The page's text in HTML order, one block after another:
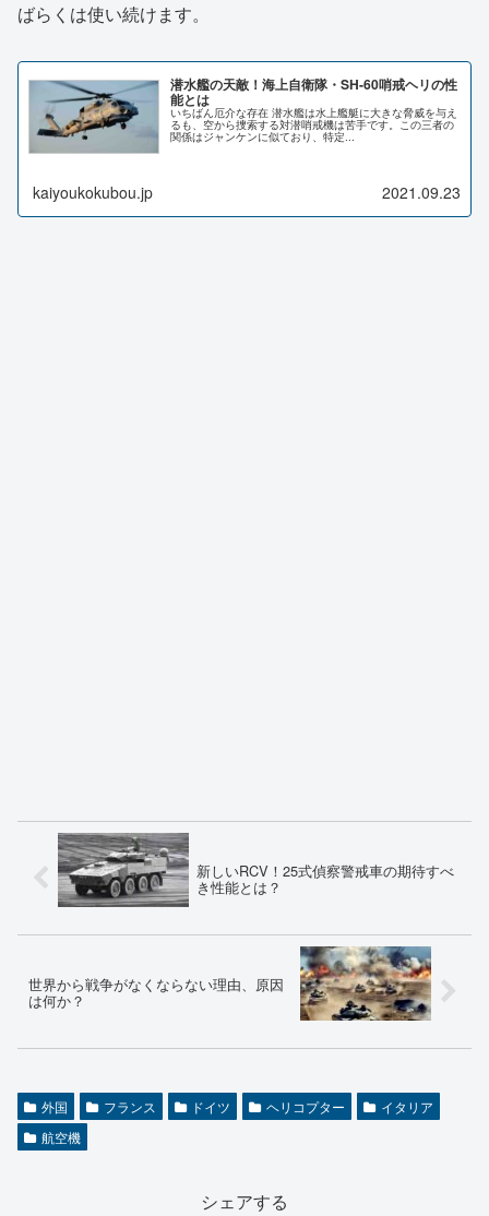
ばらくは使い続けます。
潜水艦の天敵！海上自衛隊・SH-60哨戒ヘリの性
能とは
いちばん厄介な存在 潜水艦は水上艦艇に大きな脅威を与え
るも、空から捜索する対潜哨戒機は苦手です。この三者の
関係はジャンケンに似ており、特定...
kaiyoukokubou.jp 2021.09.23
新しいRCV！25式偵察警戒車の期待すべ
き性能とは？
世界から戦争がなくならない理由、原因
は何か？
外国 フランス ドイツ ヘリコプター
イタリア
航空機
シェアする